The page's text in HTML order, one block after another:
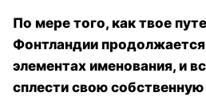
По мере того, как твое
Фонтландии
элементах именования, и
сплести свою